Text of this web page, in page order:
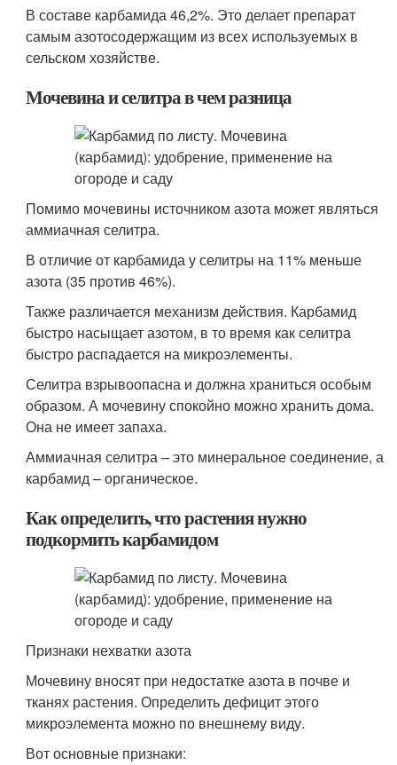
В составе карбамида 46,2%. Это делает препарат
самым азотосодержащим из всех используемых в
сельском хозяйстве.
Мочевина и селитра в чем разница
Помимо мочевины источником азота может являться
аммиачная селитра.
В отличие от карбамида у селитры на 11% меньше
азота (35 против 46%).
Также различается механизм действия. Карбамид
быстро насыщает азотом, в то время как селитра
быстро распадается на микроэлементы.
Селитра взрывоопасна и должна храниться особым
образом. А мочевину спокойно можно хранить дома.
Она не имеет запаха.
Аммиачная селитра – это минеральное соединение, а
карбамид – органическое.
Как определить, что растения нужно
подкормить карбамидом
Признаки нехватки азота
Мочевину вносят при недостатке азота в почве и
тканях растения. Определить дефицит этого
микроэлемента можно по внешнему виду.
Вот основные признаки: